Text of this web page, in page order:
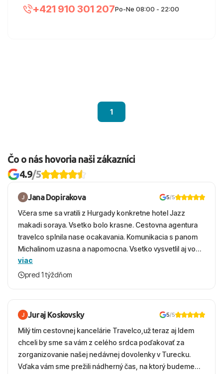
+421 910 301 207Po-Ne 08:00 - 22:00
1
Čo o nás hovoria naši zákazníci
4.9/5
Jana Dopirakova 5/5
Včera sme sa vratili z Hurgady konkretne hotel Jazz
makadi soraya. Vsetko bolo krasne. Cestovna agentura
travelco splnila nase ocakavania. Komunikacia s panom
Michalinom uzasna a napomocna. Vsetko vysvetlil aj vo
vecernych hodinach zaco sa ospravedlnujem. Hotel
krasny, cisty. Sluzby top. Strava, prostredie, more,
viac
pred 1 týždňom
Juraj Koskovsky 5/5
Milý tím cestovnej kancelárie Travelco,už teraz aj Idem
chceli by sme sa vám z celého srdca poďakovať za
zorganizovanie našej nedávnej dovolenky v Turecku.
Vďaka vám sme prežili nádherný čas, na ktorý budeme